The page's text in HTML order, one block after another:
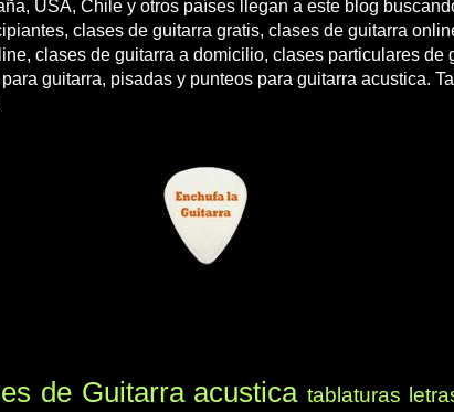
USA, Chile y otros países llegan a este blog
clases de guitarra gratis, clases de guitarra
clases de guitarra a domicilio, clases particulares de
guitarra, pisadas y punteos para guitarra acustica.
de Guitarra acustica tablaturas